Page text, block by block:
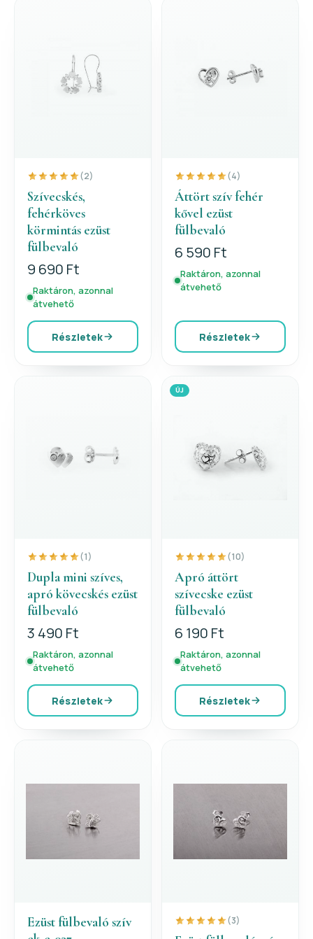
(2)
Szívecskés,
fehérköves
körmintás ezüst
fülbevaló
9 690 Ft
Raktáron, azonnal
átvehető
Részletek
(4)
Áttört szív fehér
kővel ezüst
fülbevaló
6 590 Ft
Raktáron, azonnal
átvehető
Részletek
(1)
Dupla mini szíves,
apró kövecskés ezüst
fülbevaló
3 490 Ft
Raktáron, azonnal
átvehető
Részletek
ÚJ
(10)
Apró áttört
szívecske ezüst
fülbevaló
6 190 Ft
Raktáron, azonnal
átvehető
Részletek
Ezüst fülbevaló szív
(3)